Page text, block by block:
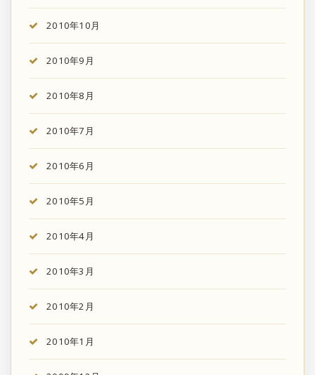
2010年10月
2010年9月
2010年8月
2010年7月
2010年6月
2010年5月
2010年4月
2010年3月
2010年2月
2010年1月